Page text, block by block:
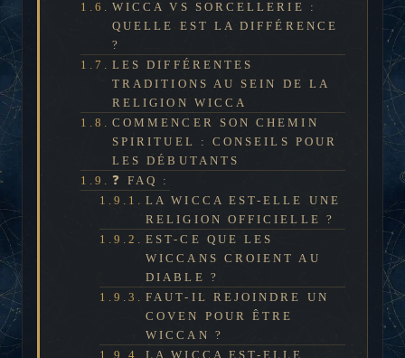
WICCA VS SORCELLERIE :
QUELLE EST LA DIFFÉRENCE
?
LES DIFFÉRENTES
TRADITIONS AU SEIN DE LA
RELIGION WICCA
COMMENCER SON CHEMIN
SPIRITUEL : CONSEILS POUR
LES DÉBUTANTS
❓ FAQ :
LA WICCA EST-ELLE UNE
RELIGION OFFICIELLE ?
EST-CE QUE LES
WICCANS CROIENT AU
DIABLE ?
FAUT-IL REJOINDRE UN
COVEN POUR ÊTRE
WICCAN ?
LA WICCA EST-ELLE